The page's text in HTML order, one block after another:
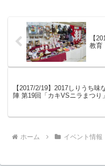
【
教育
【2017/2/19】2017しりうち味
陣 第19回「カキVSニラまつり
ホーム イベント情報